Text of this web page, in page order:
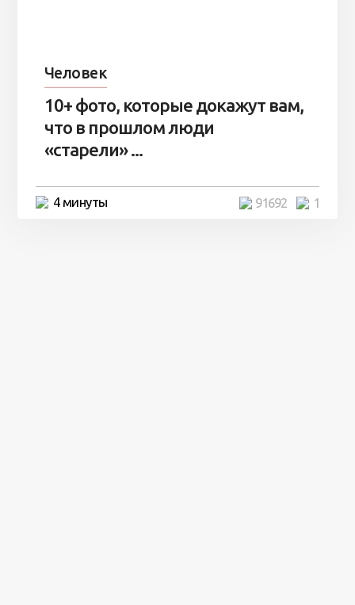
Человек
10+ фото, которые докажут вам,
что в прошлом люди
«старели» ...
4 минуты 1
91692